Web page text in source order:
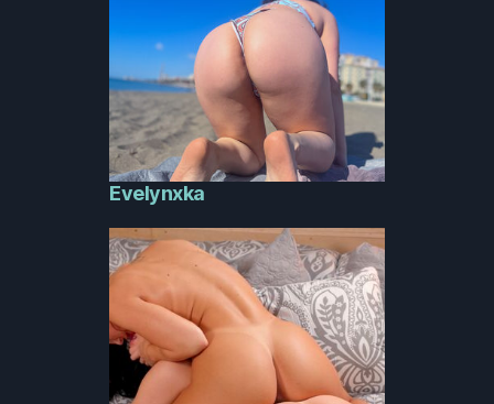
Evelynxka